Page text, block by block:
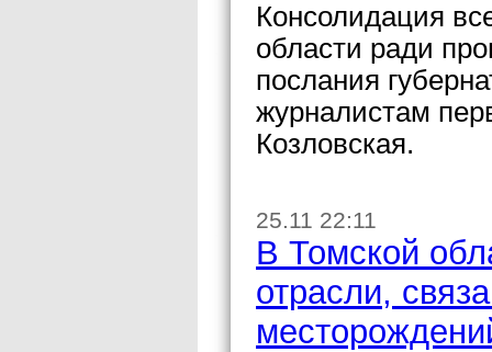
Консолидация
области ради
послания
журналистам
Козловская.
25.11 22:11
В Томской
отрасли,